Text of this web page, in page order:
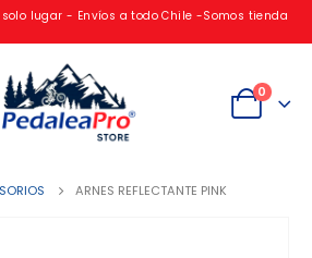
lugar - Envíos a todo Chile -Somos tienda
0
ARNES REFLECTANTE PINK